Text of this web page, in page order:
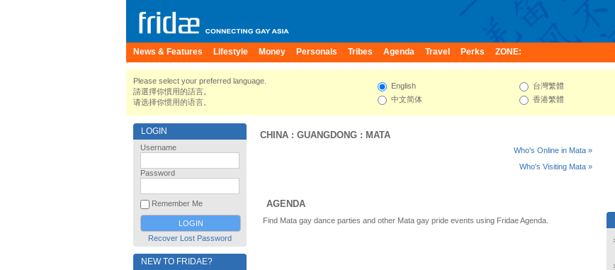
News & Features Lifestyle Money Personals Tribes Agenda Travel Perks ZONE:
Please select your preferred language.
請選擇你慣用的語言。
请选择你惯用的语言。
English
中文简体
台灣繁體
香港繁體
LOGIN
Username
Password
Remember Me
Recover Lost Password
NEW TO FRIDAE?
CHINA : GUANGDONG : MATA
Who's Online in Mata »
Who's Visiting Mata »
AGENDA
Find Mata gay dance parties and other Mata gay pride events using Fridae Agenda.